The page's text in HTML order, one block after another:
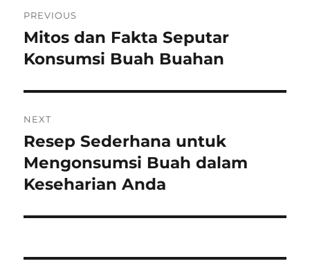
navigation
PREVIOUS
Previous
post:
Mitos dan Fakta Seputar
Konsumsi Buah Buahan
NEXT
Next
post:
Resep Sederhana untuk
Mengonsumsi Buah dalam
Keseharian Anda